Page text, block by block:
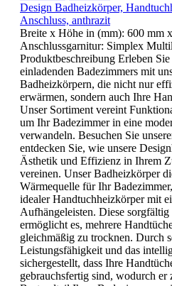
Design Badheizkörper,
Anschluss, anthrazit
Breite x Höhe in (mm): 600 mm
Anschlussgarnitur: Simplex
Produktbeschreibung Erleben
einladenden Badezimmers mit
Badheizkörpern, die nicht nur
erwärmen, sondern auch Ihre
Unser Sortiment vereint
um Ihr Badezimmer in eine
verwandeln. Besuchen Sie
entdecken Sie, wie unsere
Ästhetik und Effizienz in Ihrem
vereinen. Unser Badheizkörper
Wärmequelle für Ihr
idealer Handtuchheizkörper mit
Aufhängeleisten. Diese
ermöglicht es, mehrere
gleichmäßig zu trocknen. Durch
Leistungsfähigkeit und das
sichergestellt, dass Ihre
gebrauchsfertig sind, wodurch er